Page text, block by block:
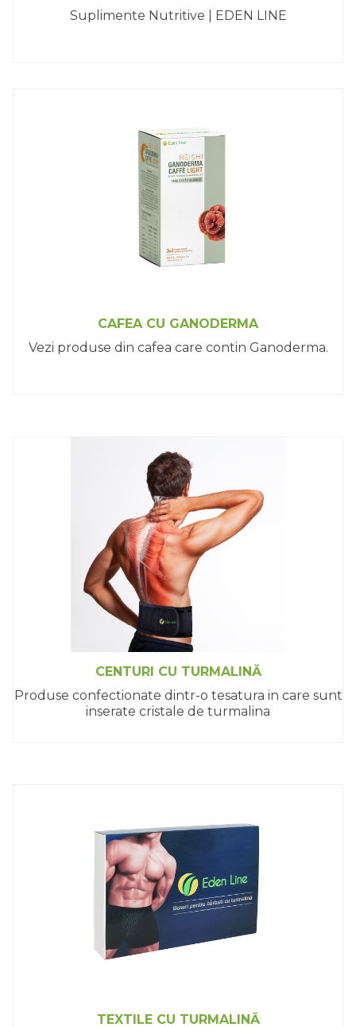
Suplimente Nutritive | EDEN LINE
CAFEA CU GANODERMA
Vezi produse din cafea care contin Ganoderma.
CENTURI CU TURMALINĂ
Produse confectionate dintr-o tesatura in care sunt
inserate cristale de turmalina
TEXTILE CU TURMALINĂ